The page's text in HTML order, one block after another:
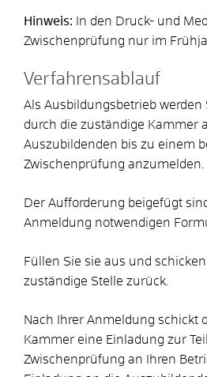
Hinweis:
In den Druck- und
Zwischenprüfung nur im
Verfahrensablauf
Als Ausbildungsbetrieb werden
durch die zuständige Kammer
Auszubildenden bis zu einem
Zwischenprüfung anzumelden.
Der Aufforderung beigefügt
Anmeldung notwendigen
Füllen Sie sie aus und
zuständige Stelle zurück.
Nach Ihrer Anmeldung schickt
Kammer eine Einladung zur
Zwischenprüfung an Ihren